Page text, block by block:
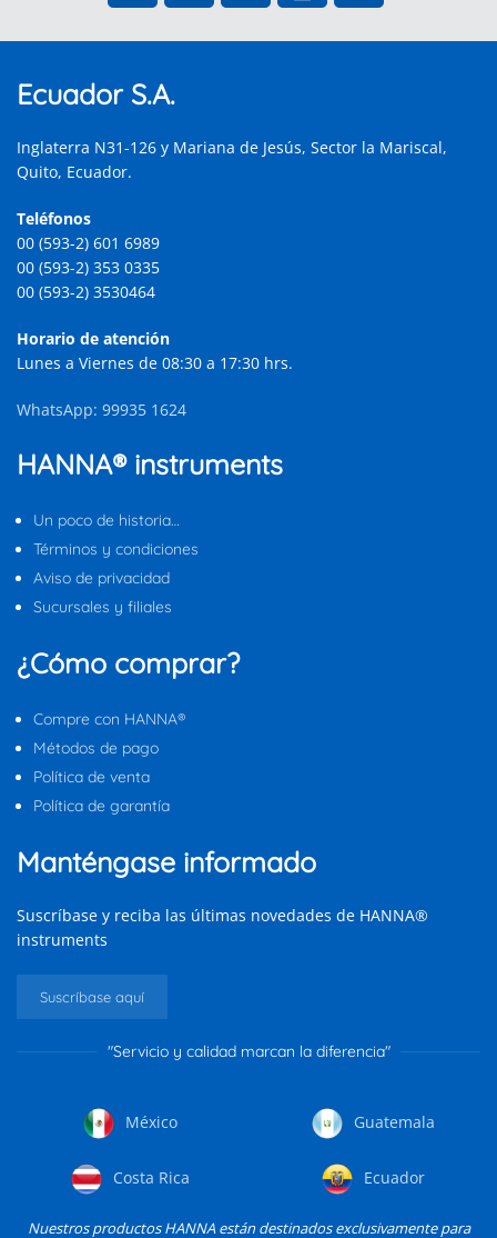
Ecuador S.A.
Inglaterra N31-126 y Mariana de Jesús, Sector la Mariscal,
Quito, Ecuador.
Teléfonos
00 (593-2) 601 6989
00 (593-2) 353 0335
00 (593-2) 3530464
Horario de atención
Lunes a Viernes de 08:30 a 17:30 hrs.
WhatsApp: 99935 1624
HANNA® instruments
Un poco de historia…
Términos y condiciones
Aviso de privacidad
Sucursales y filiales
¿Cómo comprar?
Compre con HANNA®
Métodos de pago
Política de venta
Política de garantía
Manténgase informado
Suscríbase y reciba las últimas novedades de HANNA®
instruments
Suscríbase aquí
"Servicio y calidad marcan la diferencia"
México Guatemala
Costa Rica Ecuador
Nuestros productos HANNA están destinados exclusivamente para